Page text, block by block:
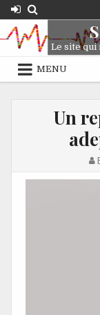
Le site qui
MENU
Un